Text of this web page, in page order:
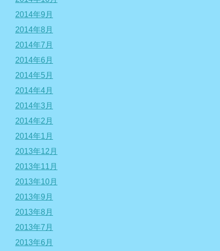
2014年9月
2014年8月
2014年7月
2014年6月
2014年5月
2014年4月
2014年3月
2014年2月
2014年1月
2013年12月
2013年11月
2013年10月
2013年9月
2013年8月
2013年7月
2013年6月